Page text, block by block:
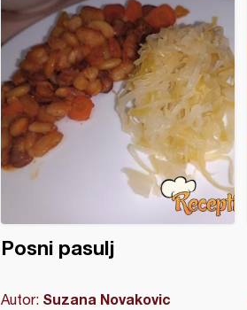
Posni pasulj
Autor: Suzana Novakovic